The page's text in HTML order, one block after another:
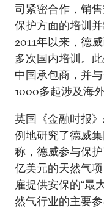
司紧密合作，销
保护方面的培训
2011年以来，德
多次国内培训。
中国承包商，并
1000多起涉及海
英国《金融时报
例地研究了德威
称，德威参与保
亿美元的天然气
雇提供安保的“最
然气行业的主要